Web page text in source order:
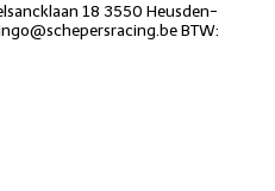
18 3550 Heusden-
BTW: